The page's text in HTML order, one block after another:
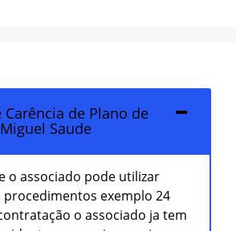
Carência de Plano de
Saude
o associado pode utilizar
exemplo 24
o associado ja tem